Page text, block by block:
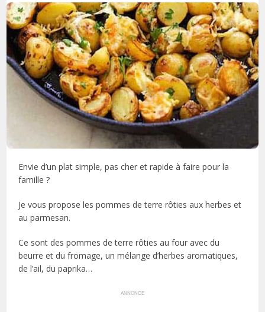
Envie d’un plat simple, pas cher et rapide à faire pour la
famille ?
Je vous propose les pommes de terre rôties aux herbes et
au parmesan.
Ce sont des pommes de terre rôties au four avec du
beurre et du fromage, un mélange d’herbes aromatiques,
de l’ail, du paprika…
ANNONCE